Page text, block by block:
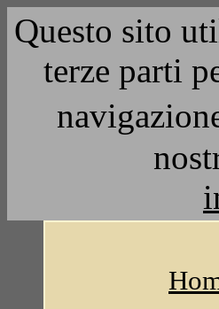
Questo sito
terze parti